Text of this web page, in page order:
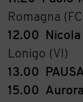
Romagna
12.00
Nicola
Lonigo (VI)
13.00
15.00
Aurora